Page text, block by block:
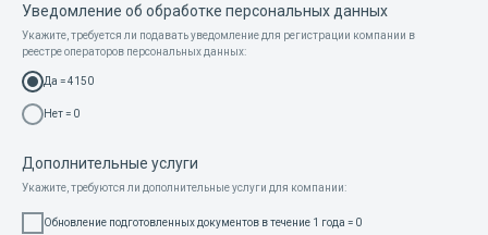
Уведомление об обработке персональных данных
Укажите, требуется ли подавать уведомление для регистрации компании в
реестре операторов персональных данных:
Да = 4150
Нет = 0
Дополнительные услуги
Укажите, требуются ли дополнительные услуги для компании:
Обновление подготовленных документов в течение 1 года = 0